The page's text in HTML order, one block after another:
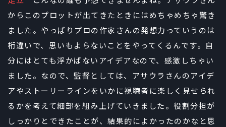
からこのプロットが出てきたときにはめちゃめちゃ驚き
ました。やっぱりプロの作家さんの発想力っていうのは
桁違いで、思いもよらないことをやってくるんです。自
分にはとても浮かばないアイデアなので、感激しちゃい
ました。なので、監督としては、アサウラさんのアイデ
アやストーリーラインをいかに視聴者に楽しく見せられ
るかを考えて細部を組み上げていきました。役割分担が
しっかりとできたことが、結果的によかったのかなと思